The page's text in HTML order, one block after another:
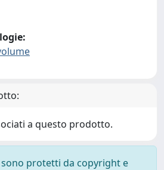
a questo prodotto.
protetti da copyright e